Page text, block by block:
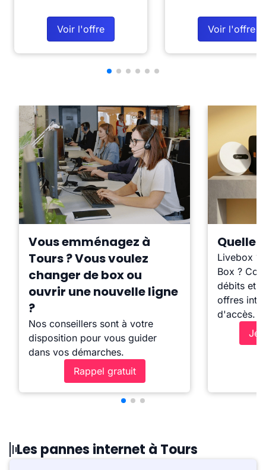
Voir l'offre Voir l'offre
Vous emménagez à
Tours ? Vous voulez
changer de box ou
ouvrir une nouvelle ligne
?
Nos conseillers sont à votre
disposition pour vous guider
dans vos démarches.
Rappel gratuit
Quelle
Livebox ?
Box ?
débits et
offres
d'accès.
Je
Les pannes internet à Tours